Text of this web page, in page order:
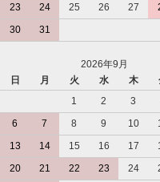
23
24 25 26 27
30
31
2026年9月
日
月 火 水 木
1
2 3
6
7 8 9 10
13
14 15 16 17
20
21 22 23 24